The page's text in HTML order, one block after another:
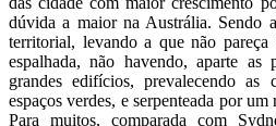
dúvida a maior na Austrália. Sendo
territorial, levando a que não pareça
espalhada, não havendo, aparte as
grandes edifícios, prevalecendo as
espaços verdes, e serpenteada por
Para muitos, comparada com